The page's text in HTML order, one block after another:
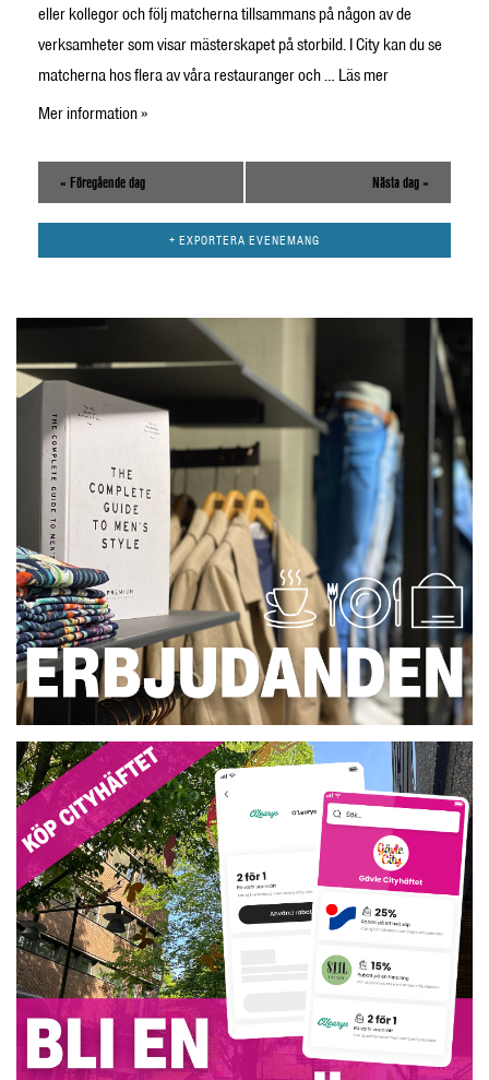
eller kollegor och följ matcherna tillsammans på någon av de
verksamheter som visar mästerskapet på storbild. I City kan du se
matcherna hos flera av våra restauranger och … Läs mer
Mer information »
« Föregående dag Nästa dag »
+ EXPORTERA EVENEMANG